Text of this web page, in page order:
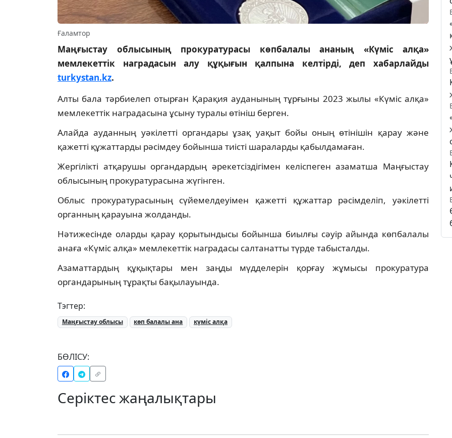
Ғаламтор
Маңғыстау облысының прокуратурасы көпбалалы ананың «Күміс алқа»
мемлекеттік наградасын алу құқығын қалпына келтірді, деп хабарлайды
turkystan.kz.
Алты бала тәрбиелеп отырған Қарақия ауданының тұрғыны 2023 жылы «Күміс алқа»
мемлекеттік наградасына ұсыну туралы өтініш берген.
Алайда ауданның уәкілетті органдары ұзақ уақыт бойы оның өтінішін қарау және
қажетті құжаттарды рәсімдеу бойынша тиісті шараларды қабылдамаған.
Жергілікті атқарушы органдардың әрекетсіздігімен келіспеген азаматша Маңғыстау
облысының прокуратурасына жүгінген.
Облыс прокуратурасының сүйемелдеуімен қажетті құжаттар рәсімделіп, уәкілетті
органның қарауына жолданды.
Нәтижесінде оларды қарау қорытындысы бойынша биылғы сәуір айында көпбалалы
анаға «Күміс алқа» мемлекеттік наградасы салтанатты түрде табысталды.
Азаматтардың құқықтары мен заңды мүдделерін қорғау жұмысы прокуратура
органдарының тұрақты бақылауында.
Тэгтер:
Маңғыстау облысы көп балалы ана күміс алқа
БӨЛІСУ:
Серіктес жаңалықтары